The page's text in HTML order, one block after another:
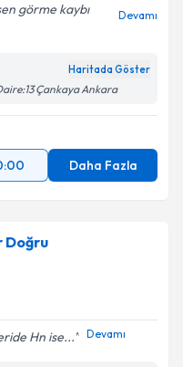
görme kaybı
Devamı
Haritada Göster
Çankaya Ankara
Daha Fazla
Doğru
Hn ise... Devamı